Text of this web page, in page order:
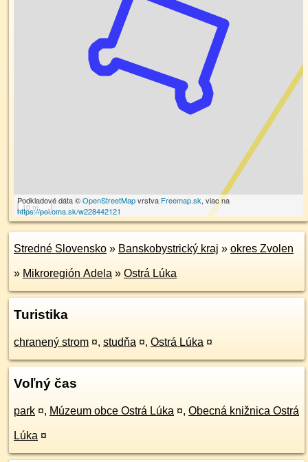
10 m
Podkladové dáta ©OpenStreetMapvrstva Freemap.sk, viac na
https://poi.oma.sk/w228442121
Stredné Slovensko » Banskobystrický kraj » okres Zvolen
» Mikroregión Adela » Ostrá Lúka
Turistika
chranený strom ¤, studňa ¤, Ostrá Lúka ¤
Voľný čas
park ¤, Múzeum obce Ostrá Lúka ¤, Obecná knižnica Ostrá
Lúka ¤